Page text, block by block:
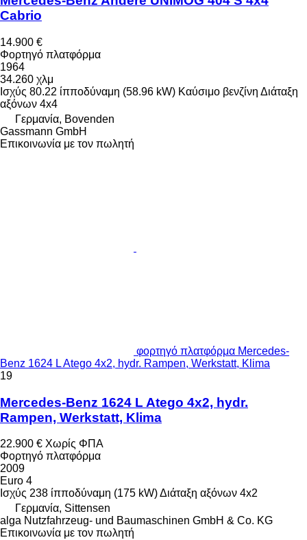
Cabrio
14.900 €
Φορτηγό πλατφόρμα
1964
34.260 χλμ
Ισχύς 80.22 ίπποδύναμη (58.96 kW) Καύσιμο βενζίνη Διάταξη
αξόνων 4x4
Γερμανία, Bovenden
Gassmann GmbH
Επικοινωνία με τον πωλητή
φορτηγό πλατφόρμα Mercedes-
Benz 1624 L Atego 4x2, hydr. Rampen, Werkstatt, Klima
19
Mercedes-Benz 1624 L Atego 4x2, hydr.
Rampen, Werkstatt, Klima
22.900 € Χωρίς ΦΠΑ
Φορτηγό πλατφόρμα
2009
Euro 4
Ισχύς 238 ίπποδύναμη (175 kW)Διάταξη αξόνων 4x2
Γερμανία, Sittensen
alga Nutzfahrzeug- und Baumaschinen GmbH & Co. KG
Επικοινωνία με τον πωλητή